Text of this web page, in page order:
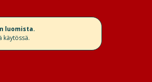
luomista.
käytössä.